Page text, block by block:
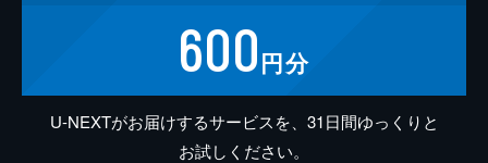
600円分
U-NEXTがお届けするサービスを、31日間ゆっくりと
お試しください。